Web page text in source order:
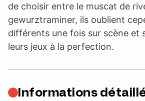
de choisir entre le muscat de
gewurztraminer, ils oublient
différents une fois sur scène et
leurs jeux à la perfection.
Informations